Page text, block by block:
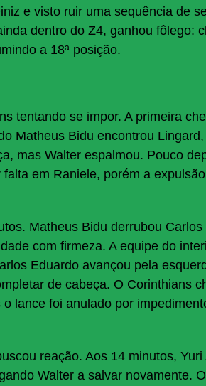
e visto ruir uma sequência de
dentro do Z4, ganhou fôlego:
a 18ª posição.
tentando se impor. A primeira
Matheus Bidu encontrou
mas Walter espalmou. Pouco
em Raniele, porém a
Matheus Bidu derrubou
com firmeza. A equipe do
Eduardo avançou pela
de cabeça. O Corinthians
lance foi anulado por
reação. Aos 14 minutos,
Walter a salvar novamente.